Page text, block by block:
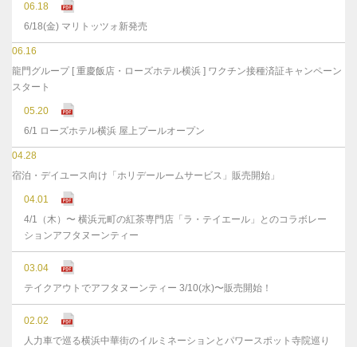
06.18
6/18(金) マリトッツォ新発売
06.16
龍門グループ [ 重慶飯店・ローズホテル横浜 ] ワクチン接種済証キャンペーン
スタート
05.20
6/1 ローズホテル横浜 屋上プールオープン
04.28
宿泊・デイユース向け「ホリデールームサービス」販売開始」
04.01
4/1（木）〜 横浜元町の紅茶専門店「ラ・テイエール」とのコラボレー
ションアフタヌーンティー
03.04
テイクアウトでアフタヌーンティー 3/10(水)〜販売開始！
02.02
人力車で巡る横浜中華街のイルミネーションとパワースポット寺院巡り